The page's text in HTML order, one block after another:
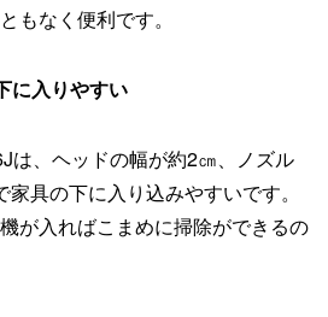
なく便利です。
に入りやすい
は、ヘッドの幅が約2㎝、ノズル
具の下に入り込みやすいです。
が入ればこまめに掃除ができるの